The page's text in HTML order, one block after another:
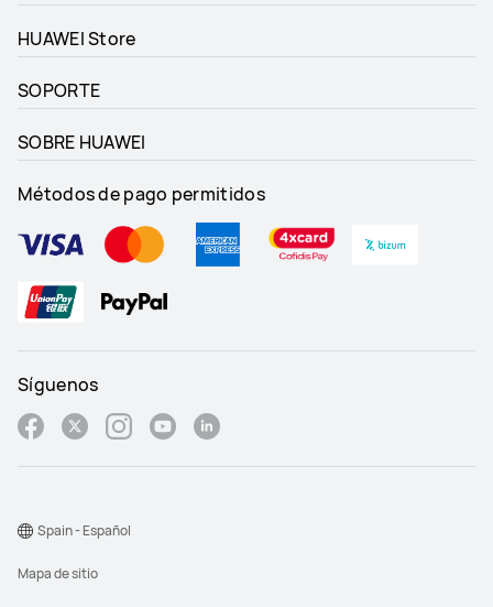
HUAWEI Store
SOPORTE
SOBRE HUAWEI
Métodos de pago permitidos
Síguenos
Mapa de sitio
Spain - Español